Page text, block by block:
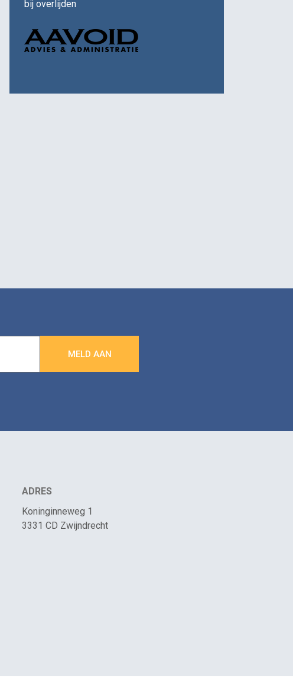
bij overlijden
ADRES
Koninginneweg 1
3331 CD Zwijndrecht